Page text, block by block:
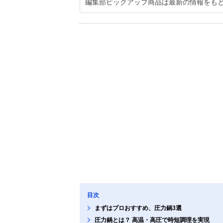
編集部ピックアップ商品は最新の情報をも
目次
まずはプロおすすめ、圧力鍋3選
圧力鍋とは？ 高温・高圧で時短調理を実現